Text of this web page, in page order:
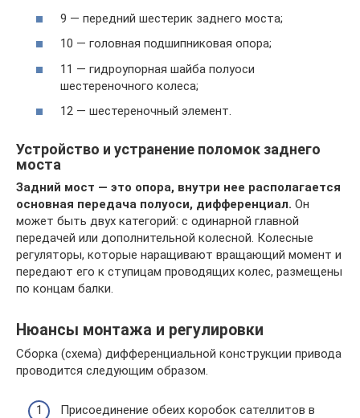
9 — передний шестерик заднего моста;
10 — головная подшипниковая опора;
11 — гидроупорная шайба полуоси
шестереночного колеса;
12 — шестереночный элемент.
Устройство и устранение поломок заднего
моста
Задний мост — это опора, внутри нее располагается
основная передача полуоси, дифференциал. Он
может быть двух категорий: с одинарной главной
передачей или дополнительной колесной. Колесные
регуляторы, которые наращивают вращающий момент и
передают его к ступицам проводящих колес, размещены
по концам балки.
Нюансы монтажа и регулировки
Сборка (схема) дифференциальной конструкции привода
проводится следующим образом.
Присоединение обеих коробок сателлитов в